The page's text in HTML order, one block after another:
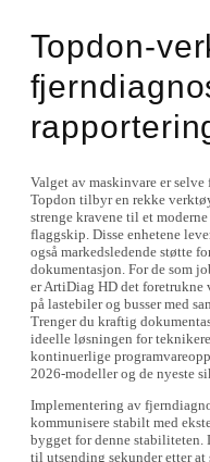
Topdon-
Valget av maskinvare er
Topdon tilbyr en rekke
strenge kravene til et
flaggskip. Disse enhetene
også markedsledende støtte
dokumentasjon. For de som
er ArtiDiag HD det foretrukne
på lastebiler og busser med
Trenger du kraftig
ideelle løsningen for
kontinuerlige
2026-modeller og de nyeste
Implementering av
kommunisere stabilt med
bygget for denne stabiliteten.
til utsending sekunder etter at